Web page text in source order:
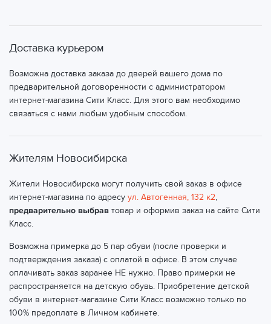
Доставка курьером
Возможна доставка заказа до дверей вашего дома по
предварительной договоренности с администратором
интернет-магазина Сити Класс. Для этого вам необходимо
связаться с нами любым удобным способом.
Жителям Новосибирска
Жители Новосибирска могут получить свой заказ в офисе
интернет-магазина по адресу ул. Автогенная, 132 к2,
предварительно выбрав товар и оформив заказ на сайте Сити
Класс.
Возможна примерка до 5 пар обуви (после проверки и
подтверждения заказа) с оплатой в офисе. В этом случае
оплачивать заказ заранее НЕ нужно. Право примерки не
распространяется на детскую обувь. Приобретение детской
обуви в интернет-магазине Сити Класс возможно только по
100% предоплате в Личном кабинете.